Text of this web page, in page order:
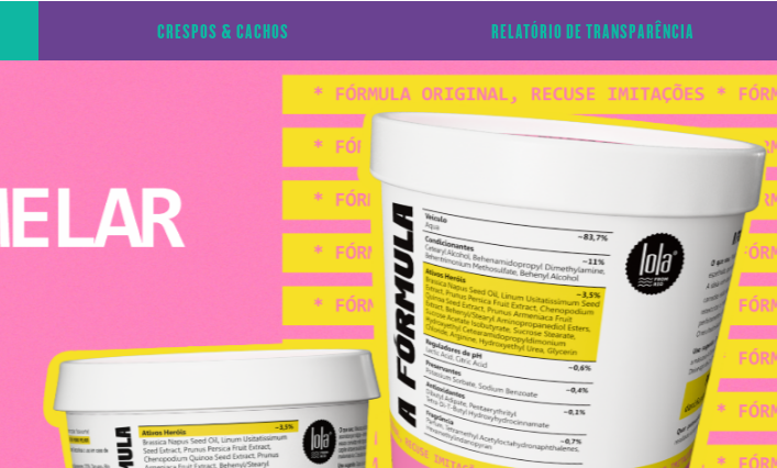
CRESPOS & CACHOS RELATÓRIO DE TRANSPARÊNCIA